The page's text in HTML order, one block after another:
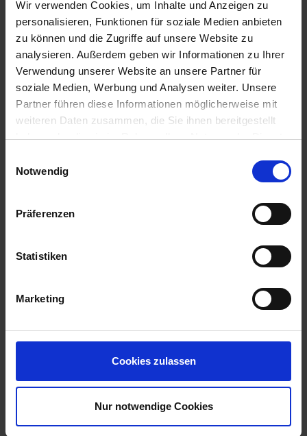
Wir verwenden Cookies, um Inhalte und Anzeigen zu
personalisieren, Funktionen für soziale Medien anbieten
zu können und die Zugriffe auf unsere Website zu
analysieren. Außerdem geben wir Informationen zu Ihrer
Verwendung unserer Website an unsere Partner für
soziale Medien, Werbung und Analysen weiter. Unsere
Partner führen diese Informationen möglicherweise mit
weiteren Daten zusammen, die Sie ihnen bereitgestellt
haben oder die sie im Rahmen Ihrer Nutzung der Dienste
Notwendig
Präferenzen
Statistiken
Marketing
Cookies zulassen
Nur notwendige Cookies
Rüdesheim / Deutschland
20.00 Uhr
03.05.2026
Rüdesheim / Deutschland
02.00 Uhr
03.05.2026
04.05.2026
08.00 Uhr
Basel / Schweiz
MS VIVA ENJOY
Mobilität